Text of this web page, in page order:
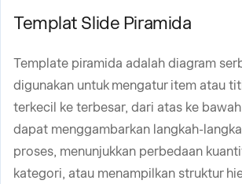
Templat Slide Piramida
Template piramida adalah diagram
digunakan untuk mengatur item atau
terkecil ke terbesar, dari atas ke
dapat menggambarkan langkah-
proses, menunjukkan perbedaan
kategori, atau menampilkan struktur